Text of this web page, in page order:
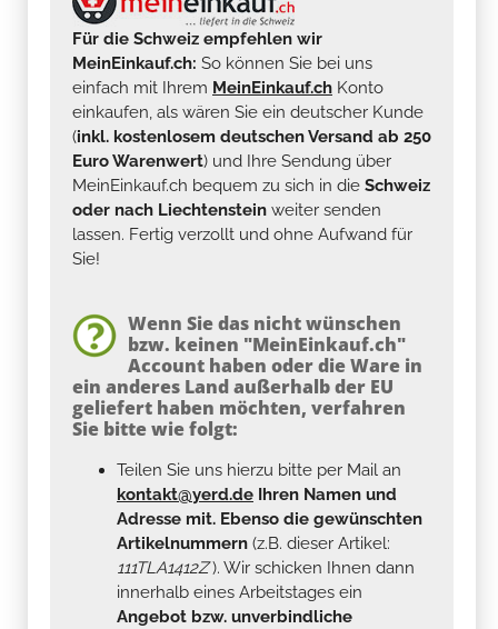
Für die Schweiz empfehlen wir
MeinEinkauf.ch: So können Sie bei uns
einfach mit Ihrem MeinEinkauf.ch Konto
einkaufen, als wären Sie ein deutscher Kunde
(inkl. kostenlosem deutschen Versand ab 250
Euro Warenwert) und Ihre Sendung über
MeinEinkauf.ch bequem zu sich in die Schweiz
oder nach Liechtenstein weiter senden
lassen. Fertig verzollt und ohne Aufwand für
Sie!
Wenn Sie das nicht wünschen
bzw. keinen "MeinEinkauf.ch"
Account haben oder die Ware in
ein anderes Land außerhalb der EU
geliefert haben möchten, verfahren
Sie bitte wie folgt:
Teilen Sie uns hierzu bitte per Mail an
kontakt@yerd.de Ihren Namen und
Adresse mit. Ebenso die gewünschten
Artikelnummern (z.B. dieser Artikel:
111TLA1412Z). Wir schicken Ihnen dann
innerhalb eines Arbeitstages ein
Angebot bzw. unverbindliche